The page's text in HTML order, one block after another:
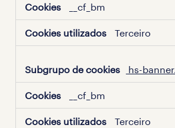
__cf_bm
Terceiro
hs-
__cf_bm
Terceiro